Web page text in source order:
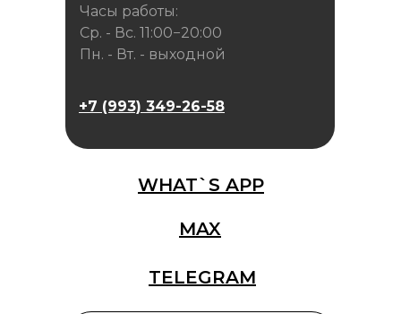
MAX
TELEGRAM
WHAT`S APP
Часы работы:
Ср. - Вс. 11:00−20:00
Пн. - Вт. - выходной
+7 (993) 349-26-58